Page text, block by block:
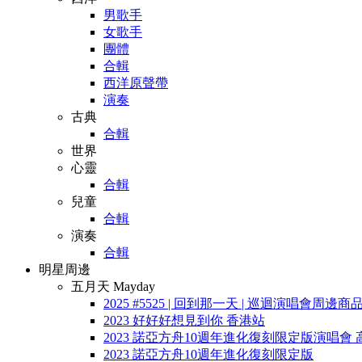
男歌手
女歌手
團體
合輯
西洋原聲帶
演奏
古典
合輯
世界
心靈
合輯
兒童
合輯
演奏
合輯
明星周邊
五月天 Mayday
2025 #5525 | 回到那一天 | 巡迴演唱會周邊商品
2023 好好好想見到你 香港站
2023 諾亞方舟10週年進化復刻限定版演唱會
2023 諾亞方舟10週年進化復刻限定版